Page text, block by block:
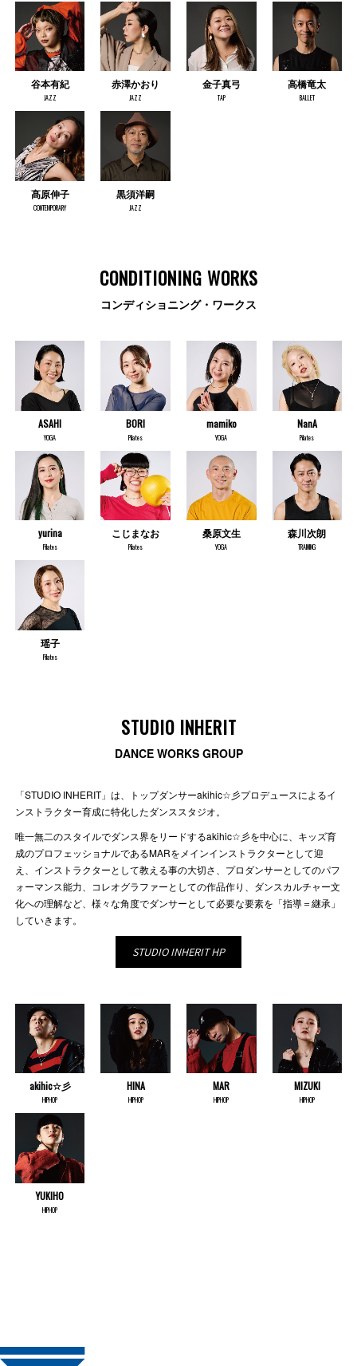
谷本有紀
JAZZ
赤澤かおり
JAZZ
金子真弓
TAP
高橋竜太
BALLET
髙原伸子
CONTEMPORARY
黒須洋嗣
JAZZ
CONDITIONING WORKS
コンディショニング・ワークス
ASAHI
YOGA
BORI
Pilates
mamiko
YOGA
NanA
Pilates
yurina
Pilates
こじまなお
Pilates
桑原文生
YOGA
森川次朗
TRAINING
瑶子
Pilates
STUDIO INHERIT
DANCE WORKS GROUP
「STUDIO INHERIT」は、トップダンサーakihic☆彡プロデュースによるイ
ンストラクター育成に特化したダンススタジオ。
唯一無二のスタイルでダンス界をリードするakihic☆彡を中心に、キッズ育
成のプロフェッショナルであるMARをメインインストラクターとして迎
え、インストラクターとして教える事の大切さ、プロダンサーとしてのパフ
ォーマンス能力、コレオグラファーとしての作品作り、ダンスカルチャー文
化への理解など、様々な角度でダンサーとして必要な要素を「指導＝継承」
していきます。
STUDIO INHERIT HP
akihic☆彡
HIPHOP
HINA
HIPHOP
MAR
HIPHOP
MIZUKI
HIPHOP
YUKIHO
HIPHOP